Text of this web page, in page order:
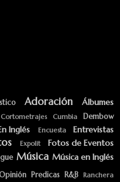
Adoración Álbumes
Cortometrajes Cumbia
Dembow
Inglés Encuesta Entrevistas
Expolit
Fotos de Eventos
Música Música en Inglés
Predicas R&B Ranchera